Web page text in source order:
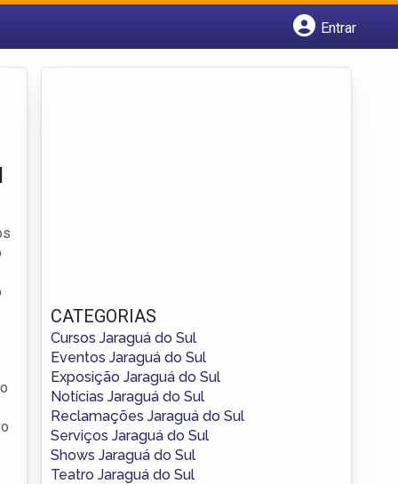
Entrar
CATEGORIAS
Cursos Jaraguá do Sul
Eventos Jaraguá do Sul
Exposição Jaraguá do Sul
Notícias Jaraguá do Sul
Reclamações Jaraguá do Sul
Serviços Jaraguá do Sul
Shows Jaraguá do Sul
Teatro Jaraguá do Sul